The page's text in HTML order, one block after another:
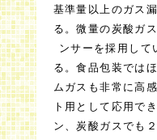
基準量以上のガス
る。微量の炭酸ガ
ンサーを採用して
る。食品包装では
ムガスも非常に高
ト用として応用で
ン、炭酸ガスでも